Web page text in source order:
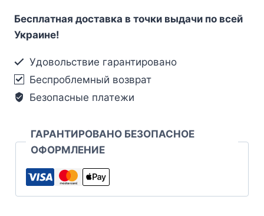
Бесплатная доставка в точки выдачи по всей
Украине!
Удовольствие гарантировано
Беспроблемный возврат
Безопасные платежи
ГАРАНТИРОВАНО БЕЗОПАСНОЕ
ОФОРМЛЕНИЕ